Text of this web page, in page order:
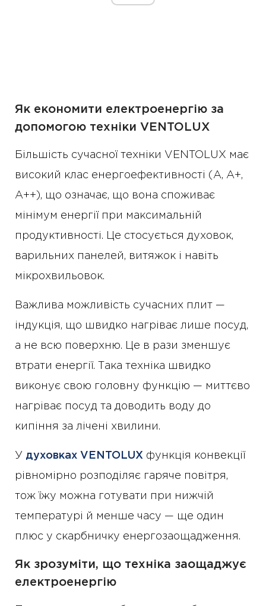
Як економити електроенергію за
допомогою техніки VENTOLUX
Більшість сучасної техніки VENTOLUX має
високий клас енергоефективності (A, A+,
A++), що означає, що вона споживає
мінімум енергії при максимальній
продуктивності. Це стосується духовок,
варильних панелей, витяжок і навіть
мікрохвильовок.
Важлива можливість сучасних плит —
індукція, що швидко нагріває лише посуд,
а не всю поверхню. Це в рази зменшує
втрати енергії. Така техніка швидко
виконує свою головну функцію — миттєво
нагріває посуд та доводить воду до
кипіння за лічені хвилини.
У духовках VENTOLUX функція конвекції
рівномірно розподіляє гаряче повітря,
тож їжу можна готувати при нижчій
температурі й менше часу — ще один
плюс у скарбничку енергозаощадження.
Як зрозуміти, що техніка заощаджує
електроенергію